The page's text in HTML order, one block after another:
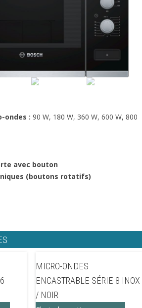
ondes : 90 W, 180 W, 360 W, 600 W, 800
avec bouton
(boutons rotatifs)
MICRO-ONDES
ENCASTRABLE SÉRIE 8 INOX
/ NOIR